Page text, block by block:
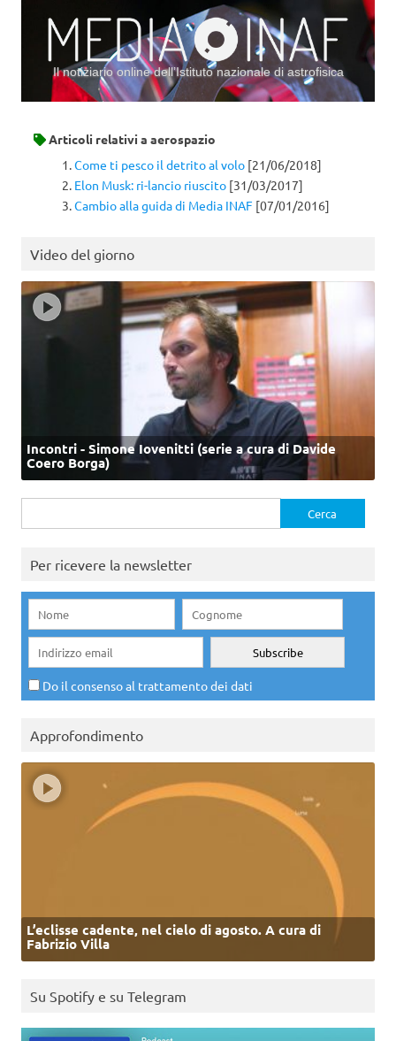
Il notiziario online dell’Istituto nazionale di astrofisica
Articoli relativi a aerospazio
Come ti pesco il detrito al volo [21/06/2018]
Elon Musk: ri-lancio riuscito [31/03/2017]
Cambio alla guida di Media INAF [07/01/2016]
Video del giorno
Incontri - Simone Iovenitti (serie a cura di Davide
Coero Borga)
per:
Per ricevere la newsletter
Do il consenso al trattamento dei dati
Approfondimento
L’eclisse cadente, nel cielo di agosto. A cura di
Fabrizio Villa
Su Spotify e su Telegram